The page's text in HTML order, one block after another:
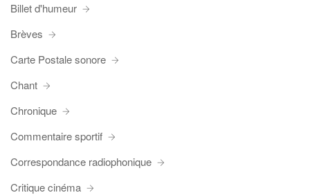
Billet d'humeur
Brèves
Carte Postale sonore
Chant
Chronique
Commentaire sportif
Correspondance radiophonique
Critique cinéma